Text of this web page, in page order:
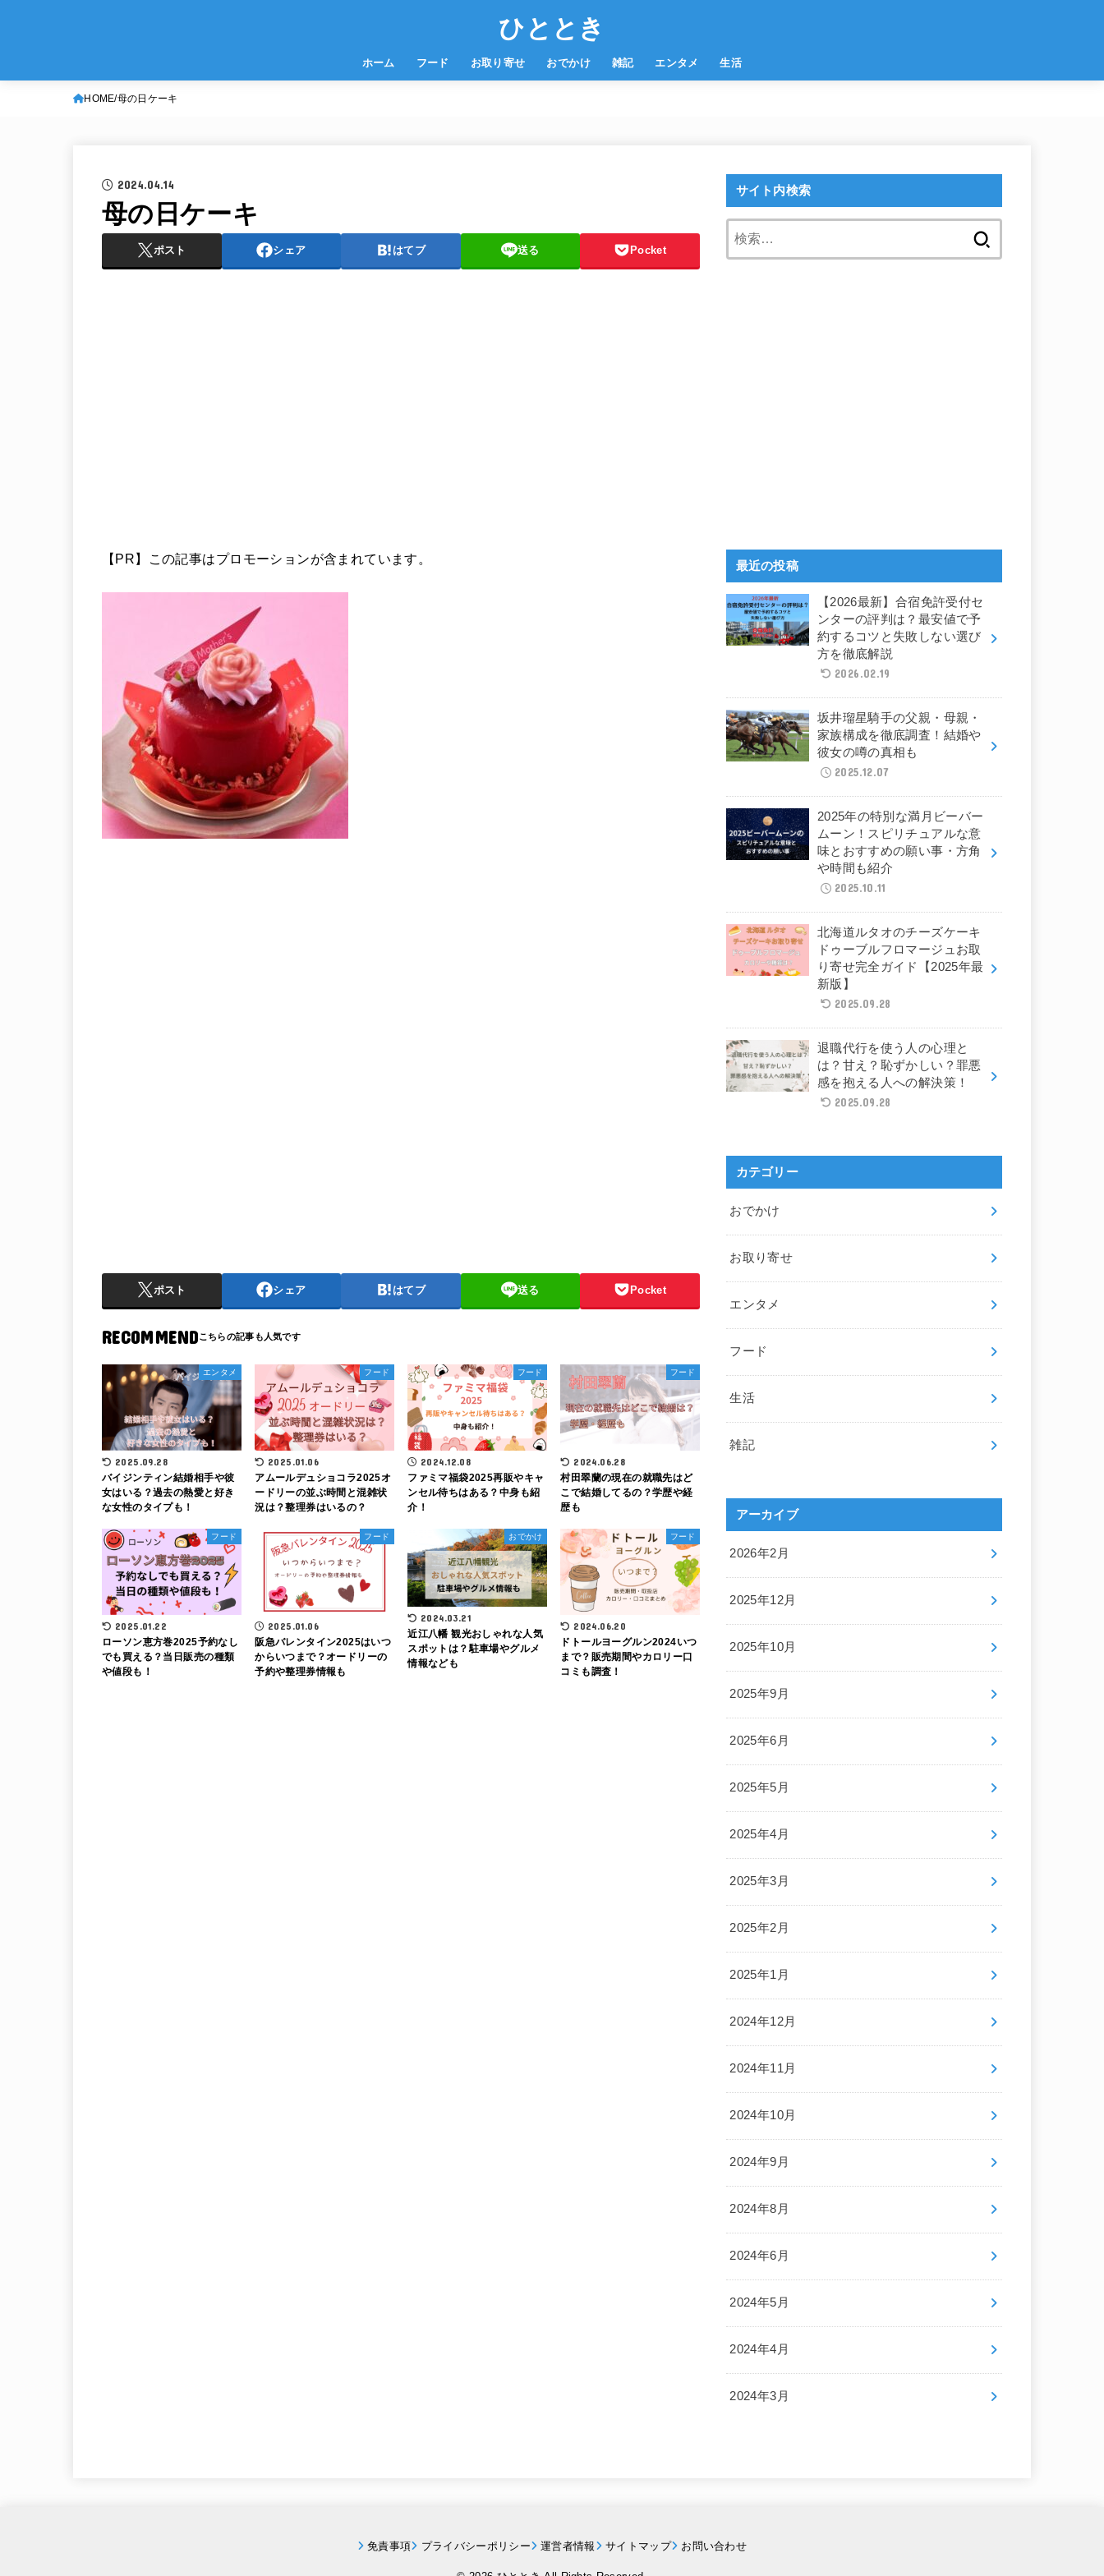
ひととき
ホーム フード お取り寄せ おでかけ 雑記 エンタメ 生活
HOME 母の日ケーキ
2024.04.14
母の日ケーキ
ポスト シェア はてブ 送る Pocket
【PR】この記事はプロモーションが含まれています。
ポスト シェア はてブ 送る Pocket
RECOMMEND
エンタメ
2025.09.28
バイジンティン結婚相手や彼
女はいる？過去の熱愛と好き
な女性のタイプも！
フード
2025.01.06
アムールデュショコラ2025オ
ードリーの並ぶ時間と混雑状
況は？整理券はいるの？
フード
2024.12.08
ファミマ福袋2025再販やキャ
ンセル待ちはある？中身も紹
介！
フード
2024.06.28
村田翠蘭の現在の就職先はど
こで結婚してるの？学歴や経
歴も
フード
2025.01.22
ローソン恵方巻2025予約なし
でも買える？当日販売の種類
や値段も！
フード
2025.01.06
阪急バレンタイン2025はいつ
からいつまで？オードリーの
予約や整理券情報も
おでかけ
2024.03.21
近江八幡 観光おしゃれな人気
スポットは？駐車場やグルメ
情報なども
フード
2024.06.20
ドトールヨーグルン2024いつ
まで？販売期間やカロリー口
コミも調査！
サイト内検索
最近の投稿
【2026最新】合宿免許受付セ
ンターの評判は？最安値で予
約するコツと失敗しない選び
方を徹底解説
2026.02.19
坂井瑠星騎手の父親・母親・
家族構成を徹底調査！結婚や
彼女の噂の真相も
2025.12.07
2025年の特別な満月ビーバー
ムーン！スピリチュアルな意
味とおすすめの願い事・方角
や時間も紹介
2025.10.11
北海道ルタオのチーズケーキ
ドゥーブルフロマージュお取
り寄せ完全ガイド【2025年最
新版】
2025.09.28
退職代行を使う人の心理と
は？甘え？恥ずかしい？罪悪
感を抱える人への解決策！
2025.09.28
カテゴリー
おでかけ
お取り寄せ
エンタメ
フード
生活
雑記
アーカイブ
2026年2月
2025年12月
2025年10月
2025年9月
2025年6月
2025年5月
2025年4月
2025年3月
2025年2月
2025年1月
2024年12月
2024年11月
2024年10月
2024年9月
2024年8月
2024年6月
2024年5月
2024年4月
2024年3月
免責事項 プライバシーポリシー 運営者情報 サイトマップ お問い合わせ